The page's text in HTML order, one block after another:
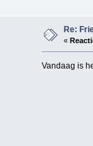
Re:
«
Vandaag is